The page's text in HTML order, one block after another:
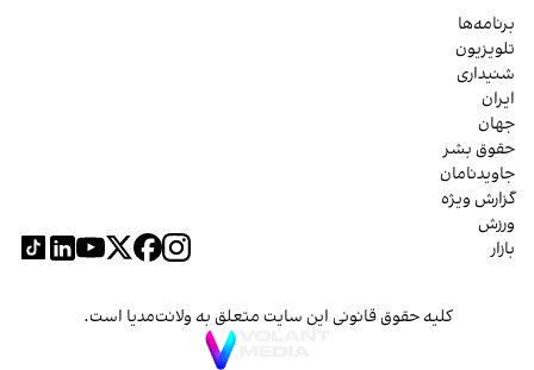
برنامه‌ها
تلویزیون
شنیداری
ایران
جهان
حقوق بشر
جاویدنامان
گزارش ویژه
ورزش
بازار
کلیه حقوق قانونی این سایت متعلق به ولانت‌مدیا است.